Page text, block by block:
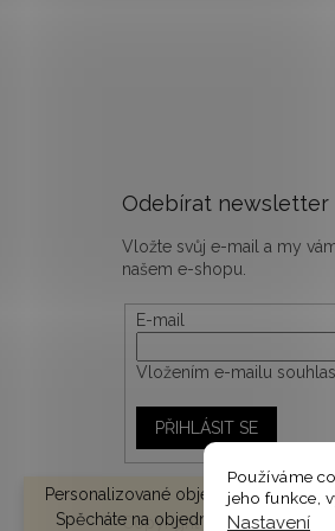
Používáme
jeho funkce,
Nastavení
Personalizované objednávky
Spěcháte na objednávku? V košíku
Odebírat newsletter
Vložte svůj e-mail a my
našem e-shopu.
E-mail
Vložením e-mailu
PŘIHLÁSIT SE
Copyright 2026woodify.cz